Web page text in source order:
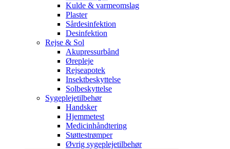
Kulde & varmeomslag
Plaster
Sårdesinfektion
Desinfektion
Rejse & Sol
Akupressurbånd
Ørepleje
Rejseapotek
Insektbeskyttelse
Solbeskyttelse
Sygeplejetilbehør
Handsker
Hjemmetest
Medicinhåndtering
Støttestrømper
Øvrig sygeplejetilbehør